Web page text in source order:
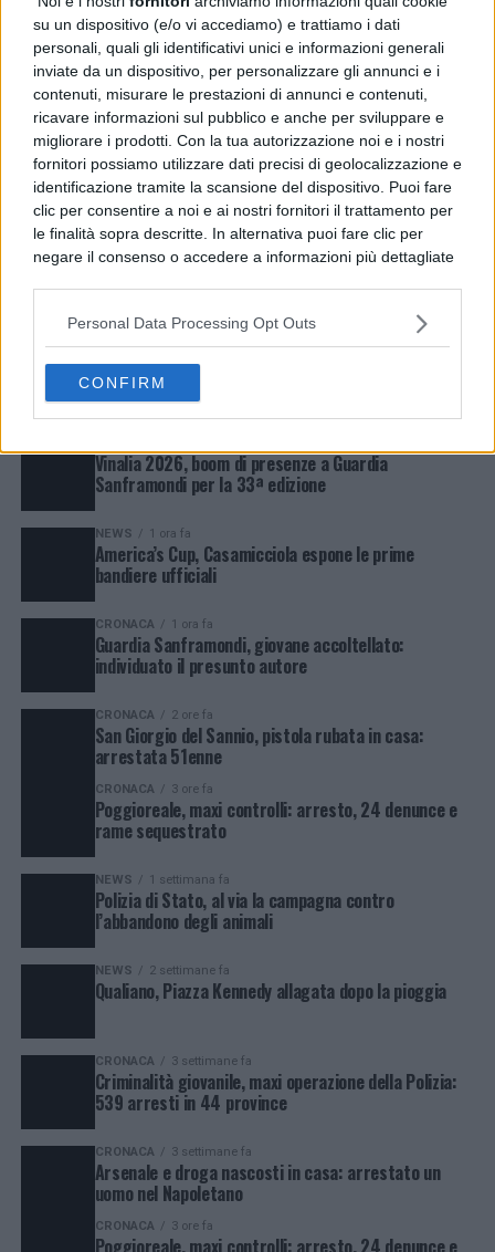
su un dispositivo (e/o vi accediamo) e trattiamo i dati
personali, quali gli identificativi unici e informazioni generali
inviate da un dispositivo, per personalizzare gli annunci e i
contenuti, misurare le prestazioni di annunci e contenuti,
ricavare informazioni sul pubblico e anche per sviluppare e
migliorare i prodotti. Con la tua autorizzazione noi e i nostri
fornitori possiamo utilizzare dati precisi di geolocalizzazione e
identificazione tramite la scansione del dispositivo. Puoi fare
clic per consentire a noi e ai nostri fornitori il trattamento per
le finalità sopra descritte. In alternativa puoi fare clic per
negare il consenso o accedere a informazioni più dettagliate
possono non richiedere il tuo consenso, ma hai il diritto di
opporti a tale trattamento. Le tue preferenze si
applicheranno solo a questo sito web. Puoi modificare le tue
preferenze in qualsiasi momento ritornando su questo sito o
consultando la nostrainformativa sulla riservatezza.
Personal Data Processing Opt Outs
CONFIRM
LATEST TRENDING
CRONACA 22 minuti fa
Nola, controlli nelle agenzie funebri: chiuse due
attività
Vinalia 2026, boom di presenze a Guardia
Sanframondi per la 33ª edizione
NEWS 1 ora fa
America’s Cup, Casamicciola espone le prime
bandiere ufficiali
CRONACA 1 ora fa
Guardia Sanframondi, giovane accoltellato:
individuato il presunto autore
CRONACA 2 ore fa
San Giorgio del Sannio, pistola rubata in casa:
arrestata 51enne
CRONACA 3 ore fa
Poggioreale, maxi controlli: arresto, 24 denunce e
rame sequestrato
NEWS 1 settimana fa
Polizia di Stato, al via la campagna contro
l’abbandono degli animali
NEWS 2 settimane fa
Qualiano, Piazza Kennedy allagata dopo la pioggia
CRONACA 3 settimane fa
Criminalità giovanile, maxi operazione della Polizia:
539 arresti in 44 province
CRONACA 3 settimane fa
Arsenale e droga nascosti in casa: arrestato un
uomo nel Napoletano
CRONACA 3 ore fa
Poggioreale, maxi controlli: arresto, 24 denunce e